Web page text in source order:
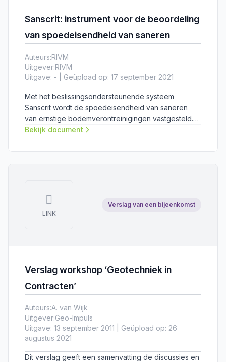
Sanscrit: instrument voor de beoordeling
van spoedeisendheid van saneren
Auteurs:RIVM
Uitgever:RIVM
Uitgave: - | Geüpload op: 17 september 2021
Met het beslissingsondersteunende systeem
Sanscrit wordt de spoedeisendheid van saneren
van ernstige bodemverontreinigingen vastgesteld.
De Circulaire bodemsanering legt vast hoe dit in zijn
Bekijk document
LINK
Verslag van een bijeenkomst
Verslag workshop ‘Geotechniek in
Contracten’
Auteurs:A. van Wijk
Uitgever:Geo-Impuls
Uitgave: 13 september 2011 | Geüpload op: 26
augustus 2021
Dit verslag geeft een samenvatting de discussies en